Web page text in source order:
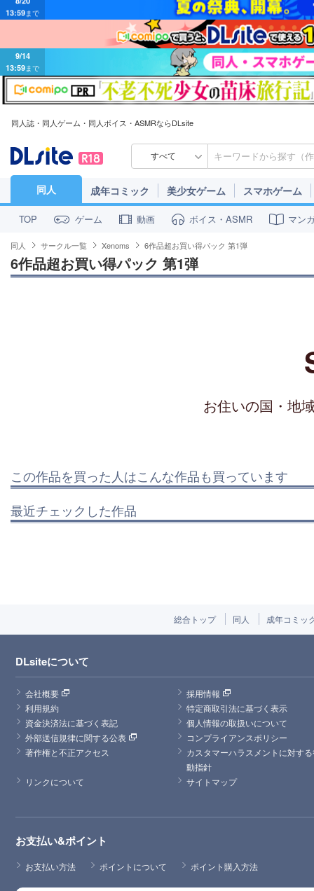
13:59まで
同人誌・同人ゲーム・同人ボイス・ASMRならDLsite
すべて
同人 成年コミック 美少女ゲーム スマホゲーム
TOP ゲーム 動画 ボイス・ASMR マン
同人 サークル一覧 Xenoms 6作品超お買い得パック 第1弾
6作品超お買い得パック 第1弾
お住いの国・地
この作品を買った人はこんな作品も買っています
最近チェックした作品
総合トップ 同人 成年コミッ
DLsiteについて
会社概要
採用情報
利用規約
特定商取引法に基づく表示
資金決済法に基づく表記
個人情報の取扱いについて
外部送信規律に関する公表
コンプライアンスポリシー
著作権と不正アクセス
カスタマーハラスメントに対す
動指針
リンクについて
サイトマップ
お支払い&ポイント
お支払い方法 ポイントについて ポイント購入方法